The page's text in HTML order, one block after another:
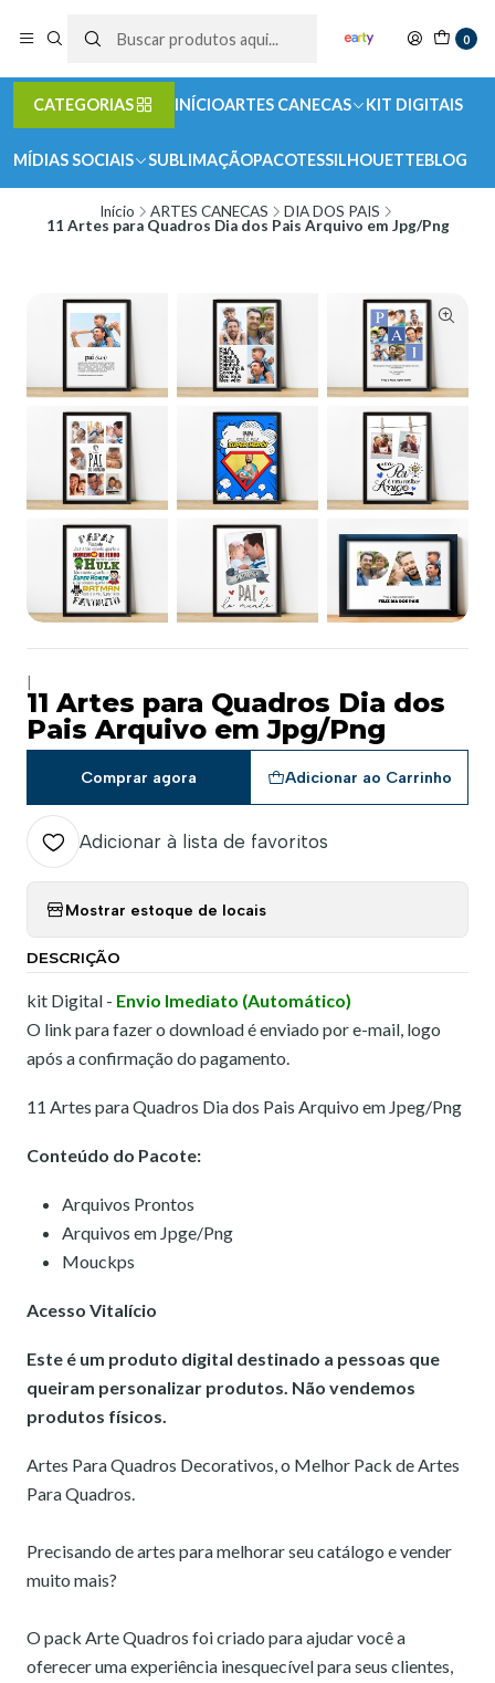
0
CATEGORIAS INÍCIOARTES CANECAS KIT DIGITAIS
MÍDIAS SOCIAIS SUBLIMAÇÃOPACOTESSILHOUETTEBLOG
Início ARTES CANECAS
DIA DOS PAIS
11 Artes para Quadros Dia dos Pais Arquivo em Jpg/Png
11 Artes para Quadros Dia dos
Pais Arquivo em Jpg/Png
Adicionar ao Carrinho
Comprar agora
Adicionar à lista de favoritos
Mostrar estoque de locais
DESCRIÇÃO
kit Digital - Envio Imediato (Automático)
O link para fazer o download é enviado por e-mail, logo
após a confirmação do pagamento.
11 Artes para Quadros Dia dos Pais Arquivo em Jpeg/Png
Conteúdo do Pacote:
Arquivos Prontos
Arquivos em Jpge/Png
Mouckps
Acesso Vitalício
Este é um produto digital destinado a pessoas que
queiram personalizar produtos. Não vendemos
produtos físicos.
Artes Para Quadros Decorativos, o Melhor Pack de Artes
Para Quadros.
Precisando de artes para melhorar seu catálogo e vender
muito mais?
O pack Arte Quadros foi criado para ajudar você a
oferecer uma experiência inesquecível para seus clientes,